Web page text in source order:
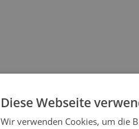
Diese Webseite
Wir verwenden Cookies, um die